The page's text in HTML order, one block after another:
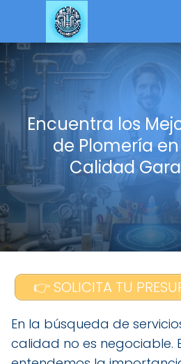
Encuentra los
de Plomería
Calidad
👉 SOLICITA TU
En la búsqueda de
calidad no es negociable.